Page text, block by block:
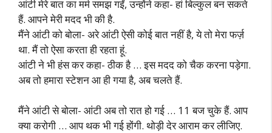
आंटी मेरे बात का मर्म समझ गईं, उन्होंने कहा- हां बिल्कुल बन सकते
हैं. आपने मेरी मदद भी की है.
मैंने आंटी को बोला- अरे आंटी ऐसी कोई बात नहीं है, ये तो मेरा फर्ज़
था. मैं तो ऐसा करता ही रहता हूं.
आंटी ने भी हंस कर कहा- ठीक है … इस मदद को चैक करना पड़ेगा.
अब तो हमारा स्टेशन आ ही गया है, अब चलते हैं.
मैंने आंटी से बोला- आंटी अब तो रात हो गई … 11 बज चुके हैं. आप
क्या करोगी … आप थक भी गई होंगी. थोड़ी देर आराम कर लीजिए.